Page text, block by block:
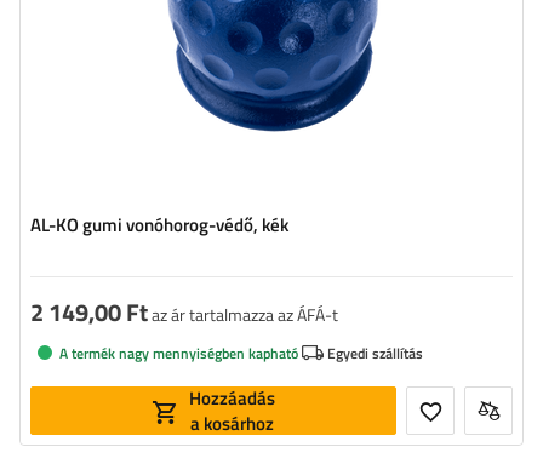
AL-KO gumi vonóhorog-védő, kék
2 149,00 Ftaz ár tartalmazza az ÁFÁ-t
A termék nagy mennyiségben kapható Egyedi szállítás
Hozzáadás
a kosárhoz